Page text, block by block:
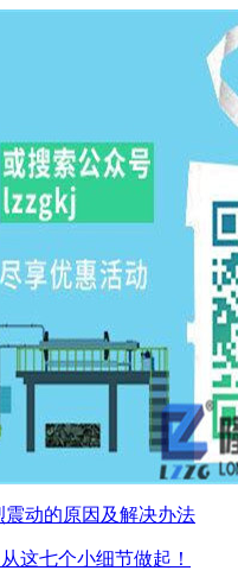
动的原因及解决办法
这七个小细节做起！